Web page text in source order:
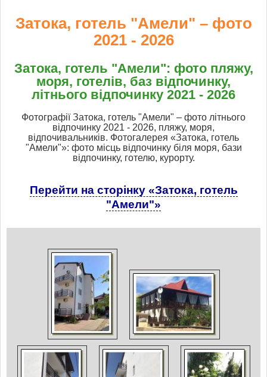
Затока, готель "Амели" – фото
2021 - 2026
Затока, готель "Амели": фото пляжу,
моря, готелів, баз відпочинку,
літнього відпочинку 2021 - 2026
Фотографії Затока, готель "Амели" – фото літнього
відпочинку 2021 - 2026, пляжу, моря,
відпочивальників. Фотогалерея «Затока, готель
"Амели"»: фото місць відпочинку біля моря, бази
відпочинку, готелю, курорту.
Перейти на сторінку «Затока, готель
"Амели"»